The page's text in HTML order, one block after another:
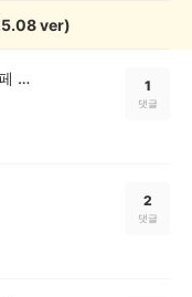
ver)
직접 구운 빵을 즐길 수 있는 베이커리 카페 왔다 상사 추천해요 1
댓글
2
댓글